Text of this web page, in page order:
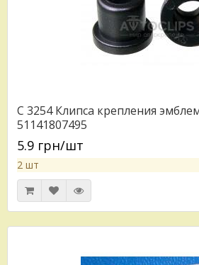
C 3254 Клипса крепления
51141807495
5.9 грн/шт
2 шт